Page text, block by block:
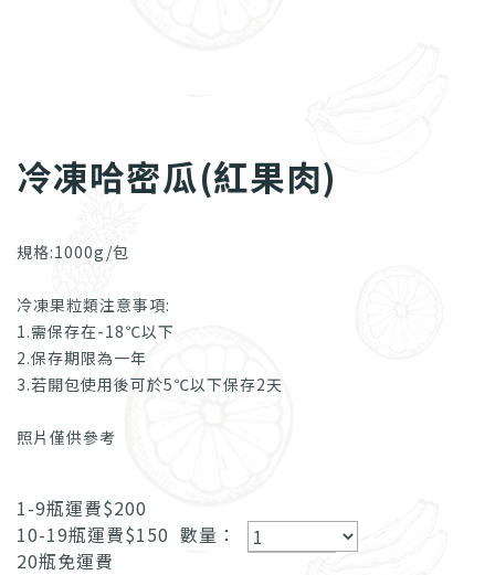
冷凍哈密瓜(紅果肉)
規格:1000g/包
冷凍果粒類注意事項:
1.需保存在-18℃以下
2.保存期限為一年
3.若開包使用後可於5℃以下保存2天
照片僅供參考
1-9瓶運費$200
10-19瓶運費$150
20瓶免運費
數量：